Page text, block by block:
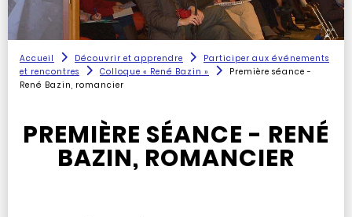
Accueil Découvrir et apprendre
Participer aux événements
et rencontres
Colloque « René Bazin »
Première séance -
René Bazin, romancier
PREMIÈRE SÉANCE - RENÉ
BAZIN, ROMANCIER